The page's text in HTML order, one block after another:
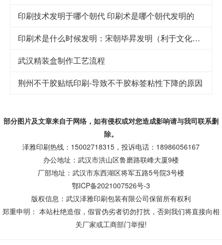
印刷技术发明于哪个朝代 印刷术是哪个朝代发明的
印刷术是什么时候发明：宋朝毕昇发明（利于文化传承）
武汉精装盒制作工艺流程
荆州不干胶贴纸印刷-导致不干胶标签粘性下降的原因
部分图片及文章来自于网络，如有侵权或对您造成影响请与我司联系删
除。
泽雅印刷热线：15002718315，投诉电话：18986056167
办公地址：武汉市洪山区鲁磨路联峰大厦9楼
厂部地址：武汉市东西湖区将军五路5号院3号楼
鄂ICP备2021007526号-3
版权信息：武汉泽雅印刷包装有限公司保留所有权利
郑重申明： 本站杜绝造假，假冒伪劣者切勿打扰，否则我们将直接向相
关厂家或工商部门举报!